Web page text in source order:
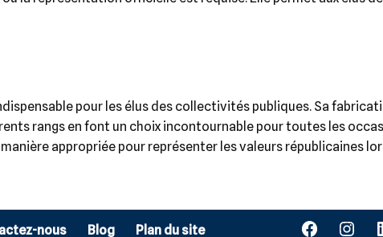
pour les élus des collectivités publiques. Sa
rangs en font un choix incontournable pour toutes les
appropriée pour représenter les valeurs républicaines
nous Blog Plan du site